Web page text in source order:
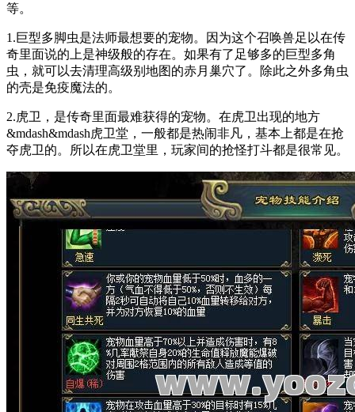
等。
1.巨型多脚虫是法师最想要的宠物。因为这个召唤兽足以在传
奇里面说的上是神级般的存在。如果有了足够多的巨型多角
虫，就可以去清理高级别地图的赤月巢穴了。除此之外多角虫
的壳是免疫魔法的。
2.虎卫，是传奇里面最难获得的宠物。在虎卫出现的地方
&mdash&mdash虎卫堂，一般都是热闹非凡，基本上都是在抢
夺虎卫的。所以在虎卫堂里，玩家间的抢怪打斗都是很常见。